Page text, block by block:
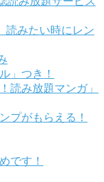
読みたい時にレン
」つき！
読み放題マンガ」
プがもらえる！
です！